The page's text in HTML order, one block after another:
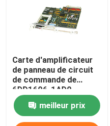
Carte d'amplificateur
de panneau de circuit
de commande de
6DD1606-1AD0
SIEMENS PT20M
32MHz meilleur prix